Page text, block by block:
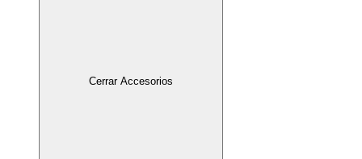
Cerrar Accesorios